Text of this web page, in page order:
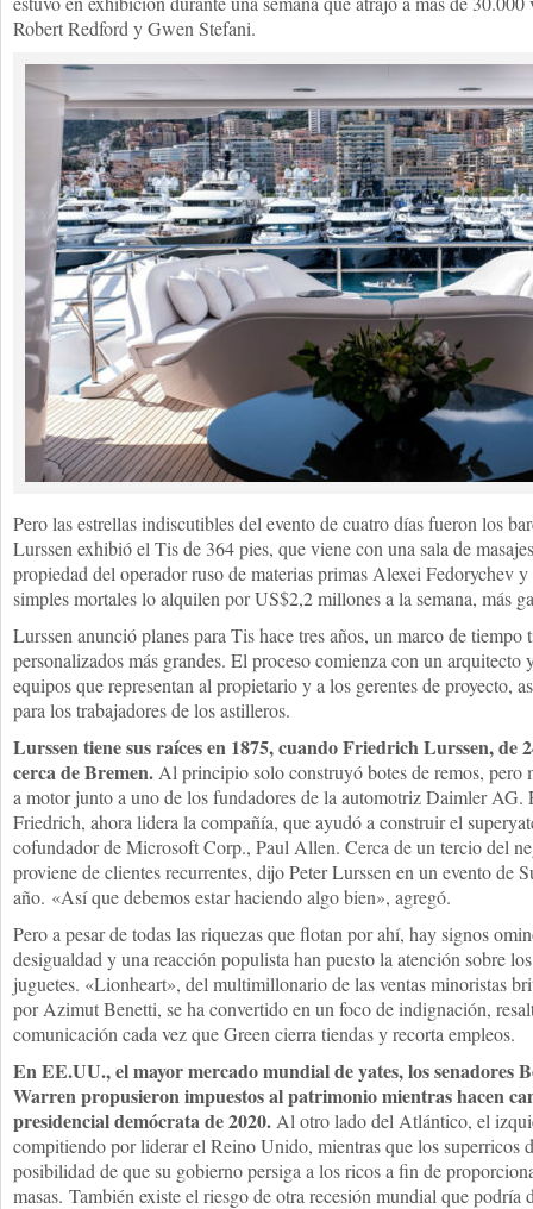
Robert Redford y Gwen Stefani.
Pero las estrellas indiscutibles del evento de cuatro días fueron los
Lurssen exhibió el Tis de 364 pies, que viene con una sala de
propiedad del operador ruso de materias primas Alexei Fedorychev
simples mortales lo alquilen por US$2,2 millones a la semana, más
Lurssen anunció planes para Tis hace tres años, un marco de tiempo
personalizados más grandes. El proceso comienza con un arquitecto
equipos que representan al propietario y a los gerentes de proyecto,
para los trabajadores de los astilleros.
Lurssen tiene sus raíces en 1875, cuando Friedrich Lurssen, de
cerca de Bremen. Al principio solo construyó botes de remos, pero
a motor junto a uno de los fundadores de la automotriz Daimler AG.
Friedrich, ahora lidera la compañía, que ayudó a construir el
cofundador de Microsoft Corp., Paul Allen. Cerca de un tercio del
proviene de clientes recurrentes, dijo Peter Lurssen en un evento de
año. «Así que debemos estar haciendo algo bien», agregó.
Pero a pesar de todas las riquezas que flotan por ahí, hay signos
desigualdad y una reacción populista han puesto la atención sobre
juguetes. «Lionheart», del multimillonario de las ventas minoristas
por Azimut Benetti, se ha convertido en un foco de indignación,
comunicación cada vez que Green cierra tiendas y recorta empleos.
En EE.UU., el mayor mercado mundial de yates, los senadores
Warren propusieron impuestos al patrimonio mientras hacen
presidencial demócrata de 2020. Al otro lado del Atlántico, el
compitiendo por liderar el Reino Unido, mientras que los superricos
posibilidad de que su gobierno persiga a los ricos a fin de
masas. También existe el riesgo de otra recesión mundial que podría